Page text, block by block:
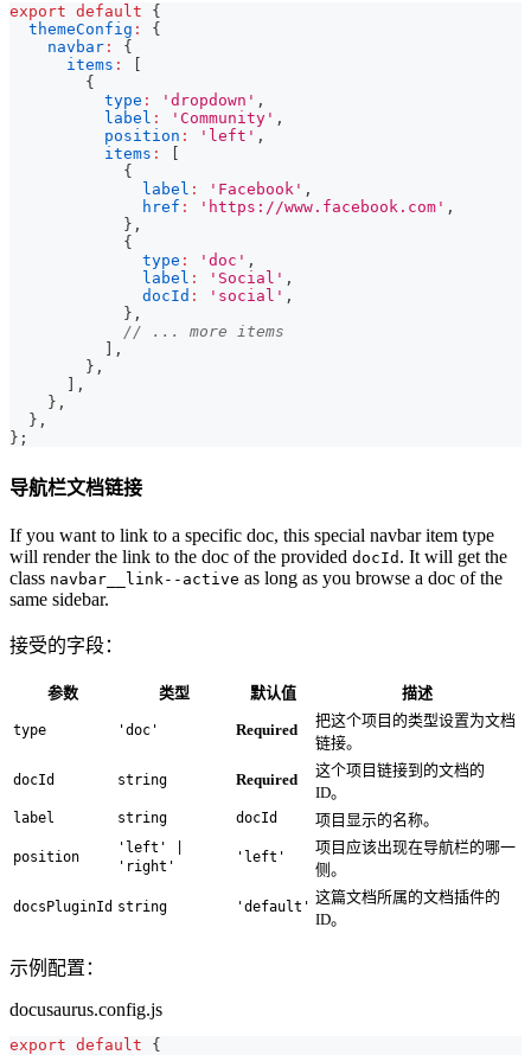
export default
{
themeConfig :
{
navbar :
{
items :
{
type : 'dropdown' ,
label : 'Community' ,
position : 'left' ,
items :
{
label : 'Facebook' ,
href : 'https://www.facebook.com' ,
} ,
{
type : 'doc' ,
label : 'Social' ,
docId : 'social' ,
} ,
// ... more items
,
} ,
,
} ,
} ,
} ;
导航栏文档链接
If you want to link to a specific doc, this special navbar item type
will render the link to the doc of the provided docId . It will get the
class navbar__link--active as long as you browse a doc of the
same sidebar.
接受的字段：
参数 类型 默认值 描述
type 'doc' Required
把这个项目的类型设置为文档
链接。
docId string Required
这个项目链接到的文档的
ID。
label string docId 项目显示的名称。
position
'left' |
'right'
'left'
项目应该出现在导航栏的哪一
侧。
docsPluginId string 'default'
这篇文档所属的文档插件的
ID。
示例配置：
docusaurus.config.js
export default
{